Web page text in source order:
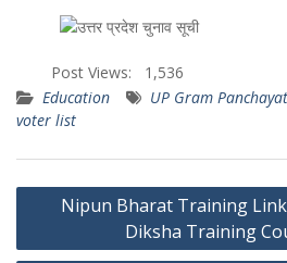
Post Views:
1,536
Education
UP Gram
voter list
Post
navigation
Nipun Bharat Training
Diksha Training